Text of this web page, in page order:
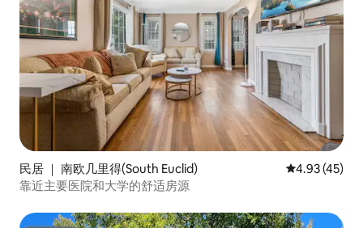
民居 ｜ 南欧几里得(South Euclid) 平均评分
4.93 (45)
靠近主要医院和大学的舒适房源